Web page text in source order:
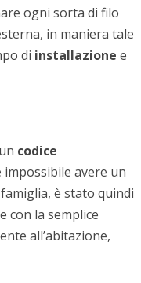
ogni sorta di filo
in maniera tale
di installazione e
codice
impossibile avere un
è stato quindi
con la semplice
all’abitazione,